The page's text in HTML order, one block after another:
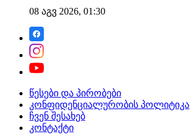
08 აგვ 2026, 01:30
წესები და პირობები
კონფიდენციალურობის პოლიტიკა
ჩვენ შესახებ
კონტაქტი